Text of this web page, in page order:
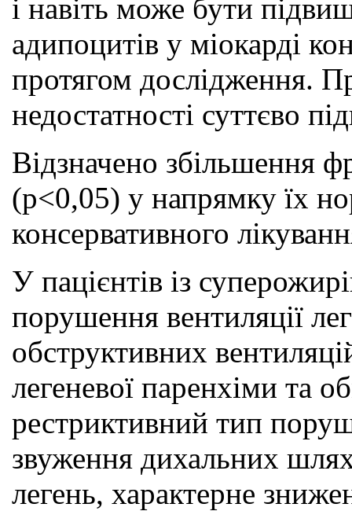
і навіть може бути
адипоцитів у міокарді
протягом дослідження.
недостатності суттєво
Відзначено збільшення
(р<0,05) у напрямку їх
консервативного
У пацієнтів із
порушення вентиляції
обструктивних
легеневої паренхіми та
рестриктивний тип
звуження дихальних
легень, характерне